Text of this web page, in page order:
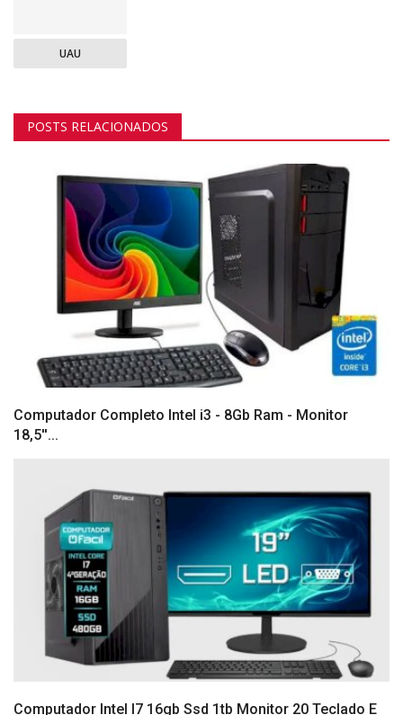
UAU
POSTS RELACIONADOS
Computador Completo Intel i3 - 8Gb Ram - Monitor
18,5''...
Computador Intel I7 16gb Ssd 1tb Monitor 20 Teclado E